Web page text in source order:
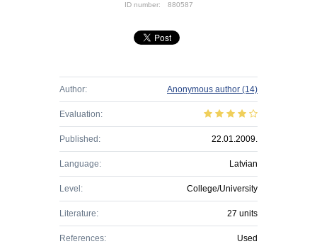
ID number: 880587
Author: Anonymous author (14)
Evaluation:
Published: 22.01.2009.
Language: Latvian
Level: College/University
Literature: 27 units
References: Used